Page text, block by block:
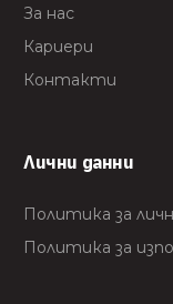
За нас
Кариери
Контакти
Лични данни
Политика за
Политика за